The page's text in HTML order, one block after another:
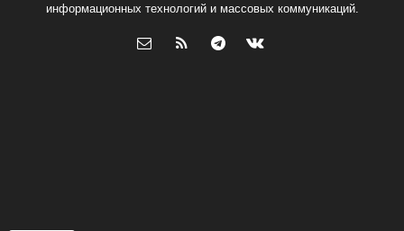
информационных технологий и массовых коммуникаций.